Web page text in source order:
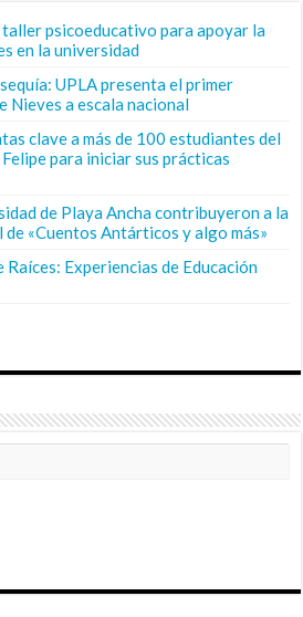
taller psicoeducativo para apoyar la
en la universidad
UPLA presenta el primer
a escala nacional
clave a más de 100 estudiantes del
para iniciar sus prácticas
de Playa Ancha contribuyeron a la
«Cuentos Antárticos y algo más»
Experiencias de Educación